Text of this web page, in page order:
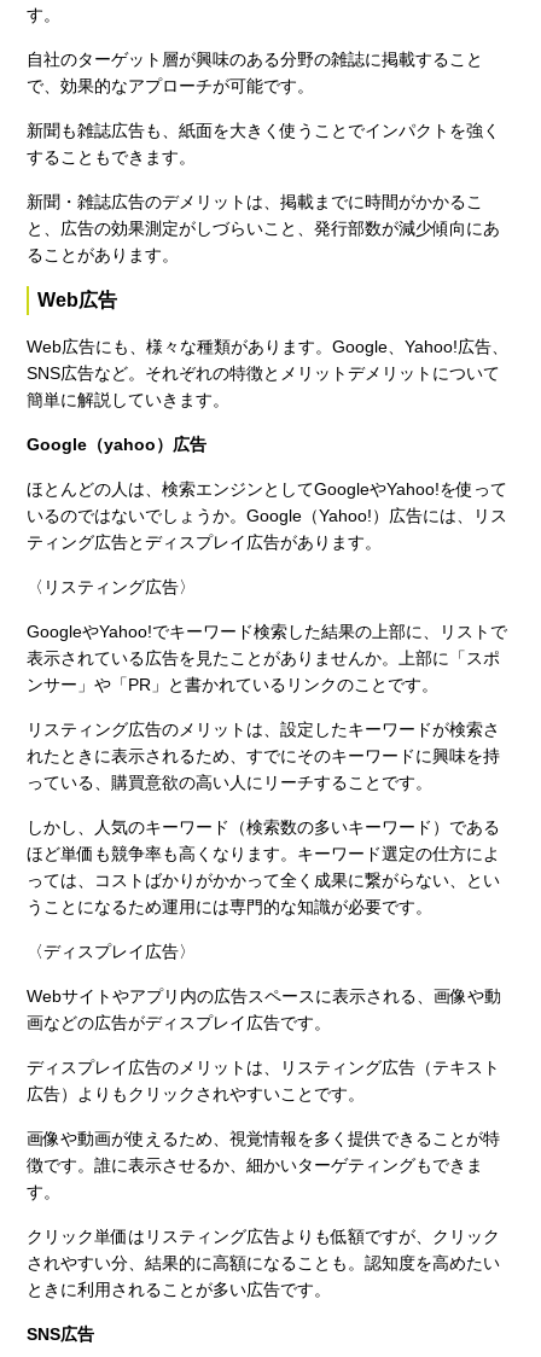
す。
自社のターゲット層が興味のある分野の雑誌に掲載すること
で、効果的なアプローチが可能です。
新聞も雑誌広告も、紙面を大きく使うことでインパクトを強く
することもできます。
新聞・雑誌広告のデメリットは、掲載までに時間がかかるこ
と、広告の効果測定がしづらいこと、発行部数が減少傾向にあ
ることがあります。
Web広告
Web広告にも、様々な種類があります。Google、Yahoo!広告、
SNS広告など。それぞれの特徴とメリットデメリットについて
簡単に解説していきます。
Google（yahoo）広告
ほとんどの人は、検索エンジンとしてGoogleやYahoo!を使って
いるのではないでしょうか。Google（Yahoo!）広告には、リス
ティング広告とディスプレイ広告があります。
〈リスティング広告〉
GoogleやYahoo!でキーワード検索した結果の上部に、リストで
表示されている広告を見たことがありませんか。上部に「スポ
ンサー」や「PR」と書かれているリンクのことです。
リスティング広告のメリットは、設定したキーワードが検索さ
れたときに表示されるため、すでにそのキーワードに興味を持
っている、購買意欲の高い人にリーチすることです。
しかし、人気のキーワード（検索数の多いキーワード）である
ほど単価も競争率も高くなります。キーワード選定の仕方によ
っては、コストばかりがかかって全く成果に繋がらない、とい
うことになるため運用には専門的な知識が必要です。
〈ディスプレイ広告〉
Webサイトやアプリ内の広告スペースに表示される、画像や動
画などの広告がディスプレイ広告です。
ディスプレイ広告のメリットは、リスティング広告（テキスト
広告）よりもクリックされやすいことです。
画像や動画が使えるため、視覚情報を多く提供できることが特
徴です。誰に表示させるか、細かいターゲティングもできま
す。
クリック単価はリスティング広告よりも低額ですが、クリック
されやすい分、結果的に高額になることも。認知度を高めたい
ときに利用されることが多い広告です。
SNS広告